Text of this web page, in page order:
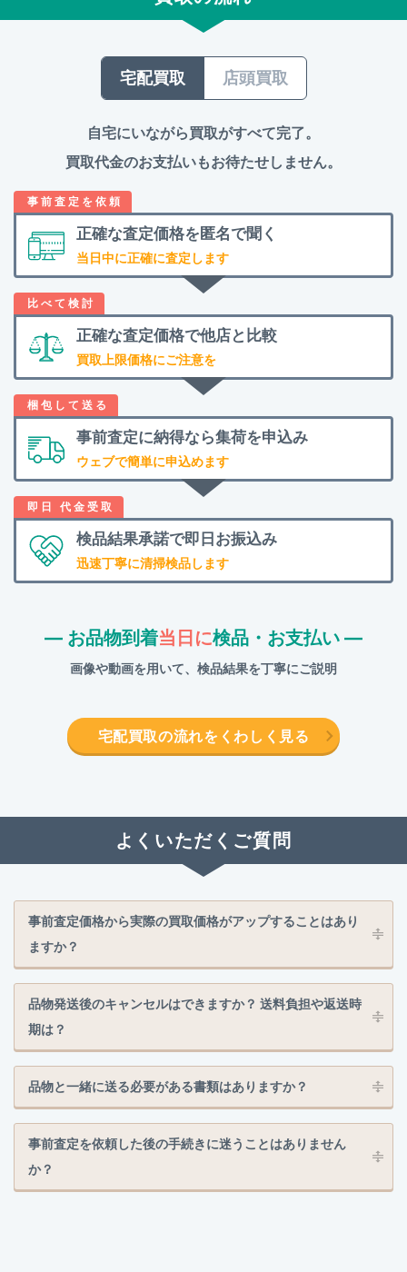
宅配買取 店頭買取
自宅にいながら買取がすべて完了。
買取代金のお支払いもお待たせしません。
正確な査定価格を 匿名で聞く
当日中に正確に査定します
正確な査定価格で他店と比較
買取上限価格にご注意を
事前査定に納得なら集荷を申込み
ウェブで簡単に申込めます
検品結果承諾で即日お振込み
迅速丁寧に清掃検品します
― お品物到着当日に検品・お支払い ―
画像や動画を用いて、検品結果を丁寧にご説明
宅配買取の流れをくわしく見る
よくいただくご質問
事前査定価格から実際の買取価格がアップすることはあり
ますか？
品物発送後のキャンセルはできますか？ 送料負担や返送時
期は？
品物と一緒に送る必要がある書類はありますか？
事前査定を依頼した後の手続きに迷うことはありません
か？